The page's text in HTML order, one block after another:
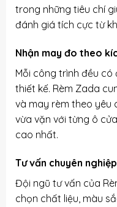
trong những tiêu chí
đánh giá tích cực từ
Nhận may đo theo
Mỗi công trình đều có
thiết kế. Rèm Zada
và may rèm theo yêu
vừa vặn với từng ô
cao nhất.
Tư vấn chuyên
Đội ngũ tư vấn của
chọn chất liệu, màu